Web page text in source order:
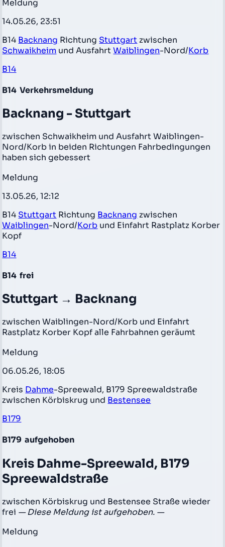
Meldung
14.05.26, 23:51
B14 Backnang Richtung Stuttgart zwischen
Schwaikheim und AusfahrtWaiblingen-Nord/Korb
B14
B14 Verkehrsmeldung
Backnang - Stuttgart
zwischen Schwaikheim und Ausfahrt Waiblingen-
Nord/Korb in beiden Richtungen Fahrbedingungen
haben sich gebessert
Meldung
13.05.26, 12:12
B14 Stuttgart Richtung Backnang zwischen
Waiblingen-Nord/Korb und Einfahrt Rastplatz Korber
Kopf
B14
B14 frei
Stuttgart → Backnang
zwischen Waiblingen-Nord/Korb und Einfahrt
Rastplatz Korber Kopf alle Fahrbahnen geräumt
Meldung
06.05.26, 18:05
Kreis Dahme-Spreewald, B179 Spreewaldstraße
zwischen Körbiskrug und Bestensee
B179
B179 aufgehoben
Kreis Dahme-Spreewald, B179
Spreewaldstraße
zwischen Körbiskrug und Bestensee Straße wieder
frei — Diese Meldung ist aufgehoben. —
Meldung